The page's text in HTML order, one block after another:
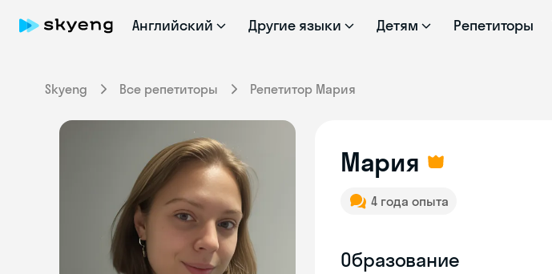
Английский Другие языки Детям Репетиторы
Skyeng Все репетиторы Репетитор Мария
Мария
4 года опыта
Образование